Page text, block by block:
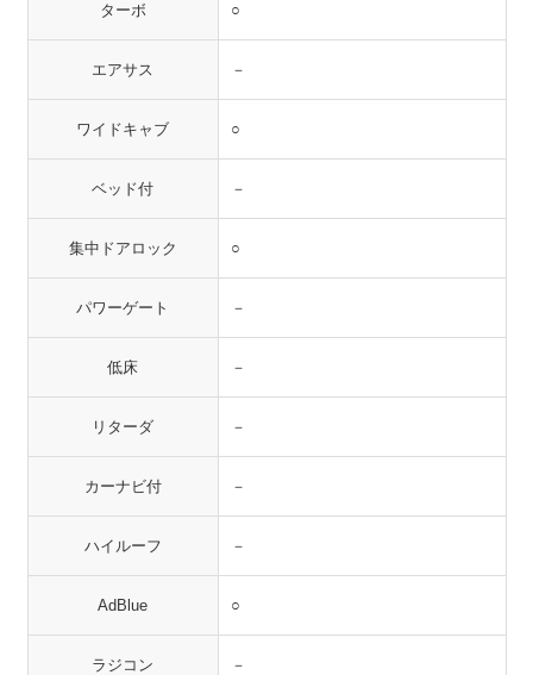
ターボ ○
エアサス －
ワイドキャブ ○
ベッド付 －
集中ドアロック ○
パワーゲート －
低床 －
リターダ －
カーナビ付 －
ハイルーフ －
AdBlue ○
ラジコン －